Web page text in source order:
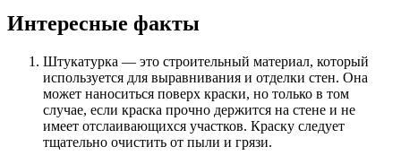
Интересные факты
Штукатурка — это строительный материал, который
используется для выравнивания и отделки стен. Она
может наноситься поверх краски, но только в том
случае, если краска прочно держится на стене и не
имеет отслаивающихся участков. Краску следует
тщательно очистить от пыли и грязи.